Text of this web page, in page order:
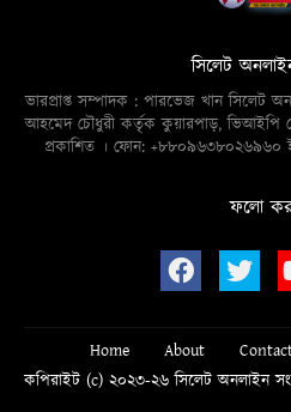
সিলেট
ভারপ্রাপ্ত সম্পাদক : পারভেজ খান সিলেট
আহমেদ চৌধুরী কর্তৃক কুয়ারপাড়, ভিআইপি
প্রকাশিত । ফোন: +৮৮০৯৬৩৮০২৬৯৬০
ফলো
Home About
কপিরাইট (c) ২০২৩-২৬ সিলেট অনলাইন